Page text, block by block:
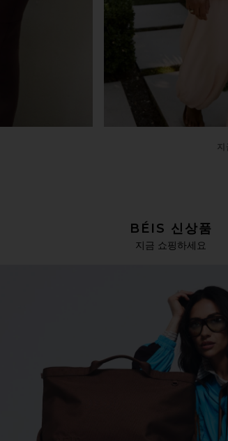
지
BÉIS 신상품
지금 쇼핑하세요